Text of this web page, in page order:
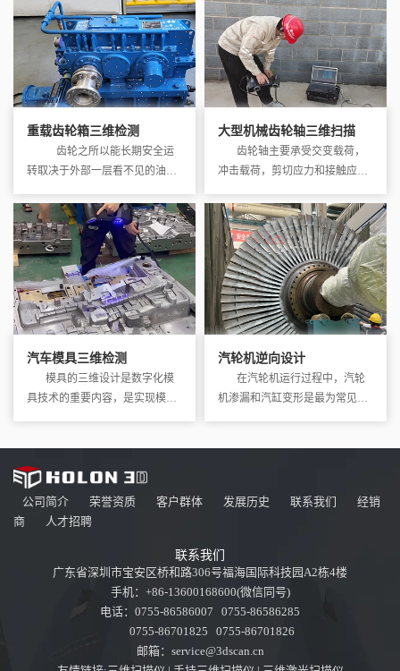
重载齿轮箱三维检测
齿轮之所以能长期安全运
转取决于外部一层看不见的油
大型机械齿轮轴三维扫描
齿轮轴主要承受交变载荷，
冲击载荷，剪切应力和接触应力
汽车模具三维检测
模具的三维设计是数字化模
具技术的重要内容，是实现模具
汽轮机逆向设计
在汽轮机运行过程中，汽轮
机渗漏和汽缸变形是最为常见的
公司简介 荣誉资质 客户群体 发展历史 联系我们
经销
商
人才招聘
联系我们
广东省深圳市宝安区桥和路306号福海国际科技园A2栋4楼
手机：+86-13600168600(微信同号)
电话：0755-86586007 0755-86586285
0755-86701825 0755-86701826
邮箱：service@3dscan.cn